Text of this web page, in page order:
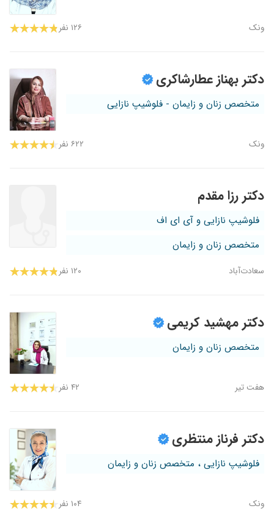
ونک ۱۲۶ نفر
دکتر بهناز عطارشاکری
متخصص زنان و زایمان - فلوشیپ نازایی
ونک ۶۲۲ نفر
دکتر رزا مقدم
فلوشیپ نازایی و آی ای اف
متخصص زنان و زایمان
سعادت‌آباد ۱۲۰ نفر
دکتر مهشید کریمی
متخصص زنان و زایمان
هفت تیر ۴۲ نفر
دکتر فرناز منتظری
فلوشیپ نازایی ، متخصص زنان و زایمان
ونک ۱۰۴ نفر